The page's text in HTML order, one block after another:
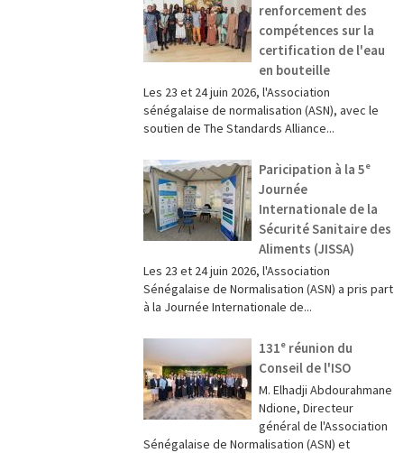
renforcement des
compétences sur la
certification de l'eau
en bouteille
Les 23 et 24 juin 2026, l'Association
sénégalaise de normalisation (ASN), avec le
soutien de The Standards Alliance...
Paricipation à la 5ᵉ
Journée
Internationale de la
Sécurité Sanitaire des
Aliments (JISSA)
‎Les 23 et 24 juin 2026, l'Association
Sénégalaise de Normalisation (ASN) a pris part
à la Journée Internationale de...
131ᵉ réunion du
Conseil de l'ISO
M. Elhadji Abdourahmane
Ndione, Directeur
général de l'Association
Sénégalaise de Normalisation (ASN) et